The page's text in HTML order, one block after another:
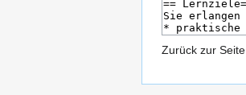
Zurück zur Seite